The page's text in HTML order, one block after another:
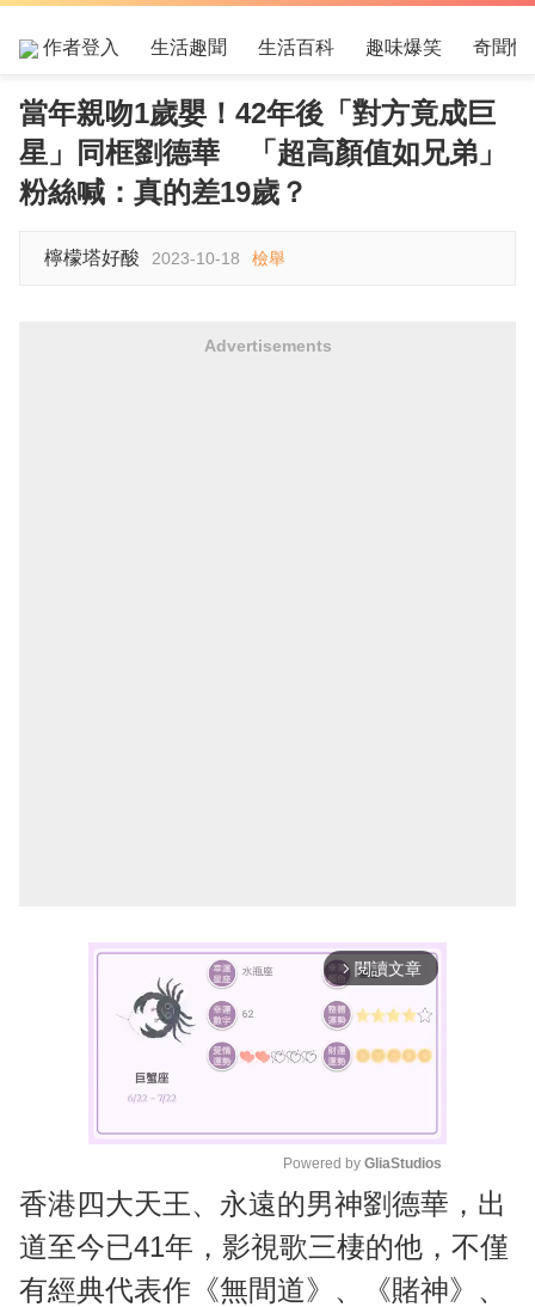
作者登入 生活趣聞 生活百科 趣味爆笑 奇聞怪
當年親吻1歲嬰！42年後「對方竟成巨
星」同框劉德華 「超高顏值如兄弟」
粉絲喊：真的差19歲？
檸檬塔好酸 2023-10-18 檢舉
Advertisements
arrow_forward_ios 閱讀文章
M
u
t
Powered by GliaStudios
香港四大天王、永遠的男神劉德華，出
道至今已41年，影視歌三棲的他，不僅
有經典代表作《無間道》、《賭神》、